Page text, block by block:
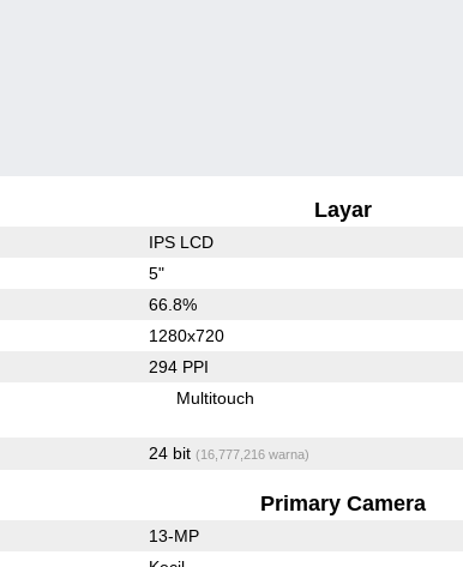
Layar
IPS LCD
5"
66.8%
1280x720
294 PPI
Multitouch
24 bit (16,777,216 warna)
Primary Camera
13-MP